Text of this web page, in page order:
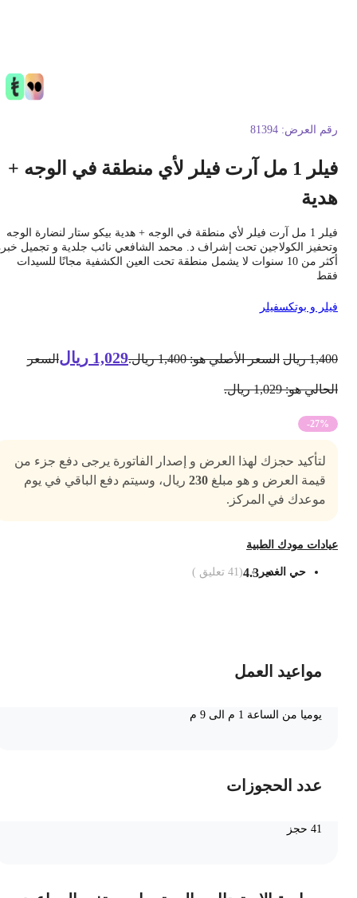
العرض: 81394
فيلر 1 مل آرت فيلر لأي منطقة في الوجه +
فيلر 1 مل آرت فيلر لأي منطقة في الوجه + هدية بيكو ستار لنضارة الوجه
الكولاجين تحت إشراف د. محمد الشافعي نائب جلدية و تجميل خبرة
أكثر من 10 سنوات لا يشمل منطقة تحت العين الكشفية مجانًا للسيدات
و بوتكسفيلر
ريال السعر الأصلي هو: 1,400 ريال. 1,029 ريال السعر
هو: 1,029 ريال.
-27%
لتأكيد حجزك لهذا العرض و إصدار الفاتورة يرجى دفع جزء من
قيمة العرض و هو مبلغ230 ريال، وسيتم دفع الباقي في يوم
موعدك في المركز.
مودك الطبية
حي الغدير4.3
(
41تعليق )
مواعيد العمل
يوميا من الساعة 1 م الى 9 م
عدد الحجوزات